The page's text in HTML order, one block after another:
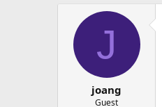
J
joang
Guest